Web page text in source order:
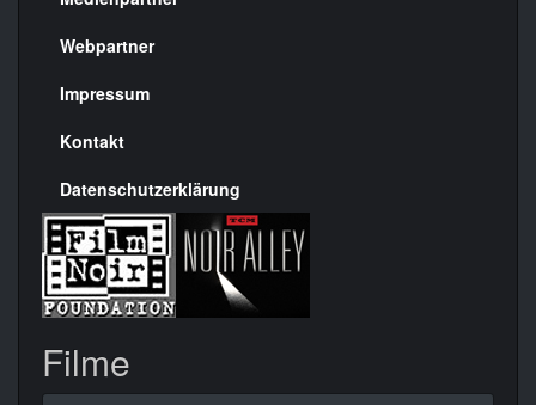
Menülinks
rechte
Seite
Webpartner
Impressum
Kontakt
Datenschutzerklärung
Filme